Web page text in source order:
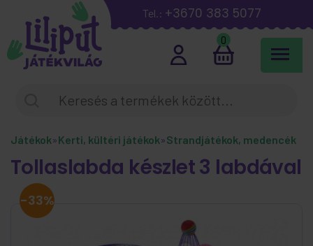
Tel.: +3670 383 5077
0
Játékok»Kerti, kültéri játékok»Strandjátékok, medencék
Tollaslabda készlet 3 labdával
-33%